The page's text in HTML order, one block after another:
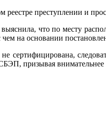
реестре преступлении и
что по месту
на основании
сертифицирована,
призывая внимательнее